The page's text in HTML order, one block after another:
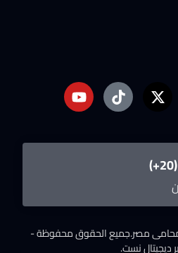
جميع الحقوق محفوظة -
ديجيتال نست.